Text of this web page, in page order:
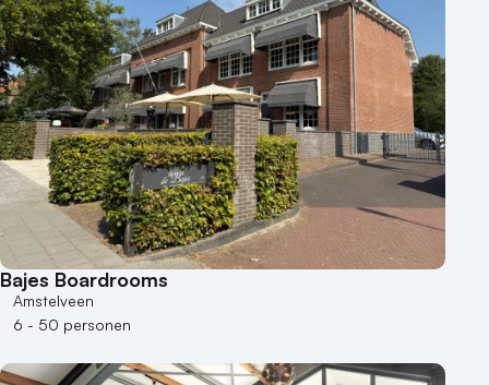
1 - 50 personen
50 - 100 personen
100 - 250 personen
250 - 500 personen
500+ personen
Bijzondere locaties
Buitenlocatie
Duurzame locatie
Groene locatie
Heisessie
Hotel
Hybride events
Bajes Boardrooms
Amstelveen
6 - 50 personen